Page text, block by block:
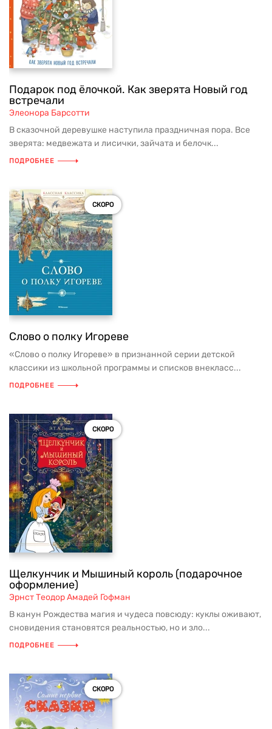
Подарок под ёлочкой. Как зверята Новый год
встречали
Элеонора Барсотти
В сказочной деревушке наступила праздничная пора. Все
зверята: медвежата и лисички, зайчата и белочк...
ПОДРОБНЕЕ
СКОРО
Слово о полку Игореве
«Слово о полку Игореве» в признанной серии детской
классики из школьной программы и списков внекласс...
ПОДРОБНЕЕ
СКОРО
Щелкунчик и Мышиный король (подарочное
оформление)
Эрнст Теодор Амадей Гофман
В канун Рождества магия и чудеса повсюду: куклы оживают,
сновидения становятся реальностью, но и зло...
ПОДРОБНЕЕ
СКОРО